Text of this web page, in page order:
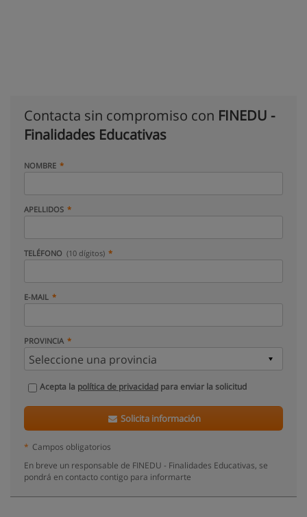
Contacta sin compromiso con FINEDU -
Finalidades Educativas
NOMBRE
APELLIDOS
TELÉFONO (10 dígitos)
E-MAIL
PROVINCIA
Acepta la política de privacidad para enviar la solicitud
Solicita información
* Campos obligatorios
En breve un responsable de FINEDU - Finalidades Educativas, se
pondrá en contacto contigo para informarte